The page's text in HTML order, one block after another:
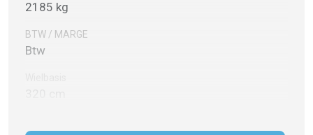
2185 kg
BTW / MARGE
Btw